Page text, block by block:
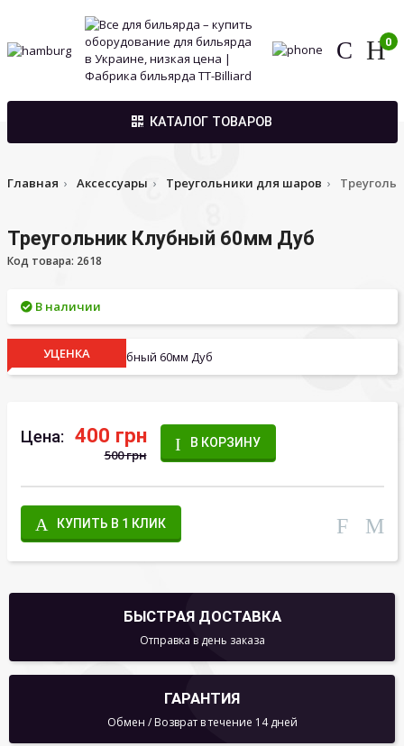
0
КАТАЛОГ ТОВАРОВ
Главная Аксессуары Треугольники для шаров
Треугольник Клубный 60мм Дуб
Код товара: 2618
В наличии
УЦЕНКА
Цена: 400 грн
500 грн
В КОРЗИНУ
КУПИТЬ В 1 КЛИК
БЫСТРАЯ ДОСТАВКА
Отправка в день заказа
ГАРАНТИЯ
Обмен / Возврат в течение 14 дней